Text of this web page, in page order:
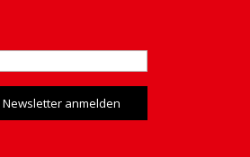
Newsletter anmelden